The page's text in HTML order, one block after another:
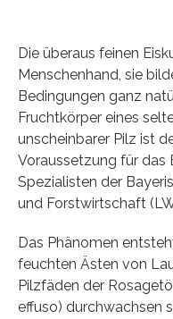
Die überaus feinen
Menschenhand, sie
Bedingungen ganz
Fruchtkörper eines
unscheinbarer Pilz ist
Voraussetzung für das
Spezialisten der
und Forstwirtschaft
Das Phänomen
feuchten Ästen von
Pilzfäden der
effuso) durchwachsen